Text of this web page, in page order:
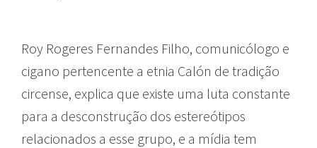
Roy Rogeres Fernandes Filho, comunicólogo e
cigano pertencente a etnia Calón de tradição
circense, explica que existe uma luta constante
para a desconstrução dos estereótipos
relacionados a esse grupo, e a mídia tem